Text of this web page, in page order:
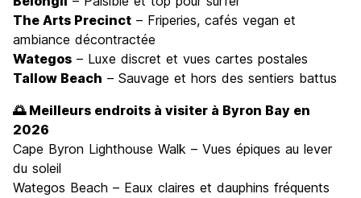
The Arts Precinct – Friperies, cafés vegan et
ambiance décontractée
Wategos – Luxe discret et vues cartes postales
Tallow Beach – Sauvage et hors des sentiers battus
🌅 Meilleurs endroits à visiter à Byron Bay en
2026
Cape Byron Lighthouse Walk – Vues épiques au lever
du soleil
Wategos Beach – Eaux claires et dauphins fréquents